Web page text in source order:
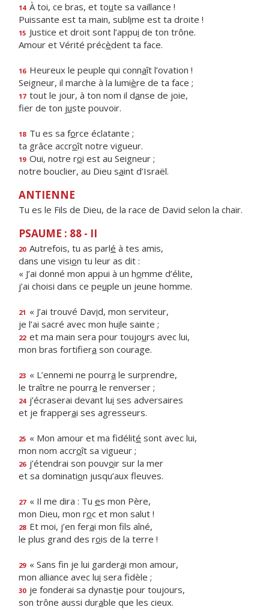
14 À toi, ce bras, et toute sa vaillance !
Puissante est ta main, sublime est ta droite !
15 Justice et droit sont l’appui de ton trône.
Amour et Vérité précèdent ta face.
16 Heureux le peuple qui connaît l’ovation !
Seigneur, il marche à la lumière de ta face ;
17 tout le jour, à ton nom il danse de joie,
fier de ton juste pouvoir.
18 Tu es sa force éclatante ;
ta grâce accroît notre vigueur.
19 Oui, notre roi est au Seigneur ;
notre bouclier, au Dieu saint d’Israël.
ANTIENNE
Tu es le Fils de Dieu, de la race de David selon la chair.
PSAUME : 88 - II
20 Autrefois, tu as parlé à tes amis,
dans une vision tu leur as dit :
« J’ai donné mon appui à un homme d’élite,
j’ai choisi dans ce peuple un jeune homme.
21 « J’ai trouvé David, mon serviteur,
je l’ai sacré avec mon huile sainte ;
22 et ma main sera pour toujours avec lui,
mon bras fortifiera son courage.
23 « L’ennemi ne pourra le surprendre,
le traître ne pourra le renverser ;
24 j’écraserai devant lui ses adversaires
et je frapperai ses agresseurs.
25 « Mon amour et ma fidélité sont avec lui,
mon nom accroît sa vigueur ;
26 j’étendrai son pouvoir sur la mer
et sa domination jusqu’aux fleuves.
27 « Il me dira : Tu es mon Père,
mon Dieu, mon roc et mon salut !
28 Et moi, j’en ferai mon fils aîné,
le plus grand des rois de la terre !
29 « Sans fin je lui garderai mon amour,
mon alliance avec lui sera fidèle ;
30 je fonderai sa dynastie pour toujours,
son trône aussi durable que les cieux.